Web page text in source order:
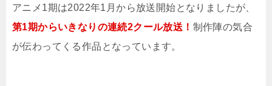
アニメ1期は2022年1月から放送開始となりましたが、
第1期からいきなりの連続2クール放送！ 制作陣の気合
が伝わってくる作品となっています。